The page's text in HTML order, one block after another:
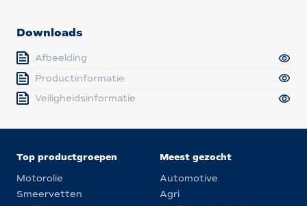
Downloads
Afbeelding
Productinformatie
Veiligheidsinformatie
Top productgroepen
Motorolie
Smeervetten
Meest gezocht
Automotive
Agri